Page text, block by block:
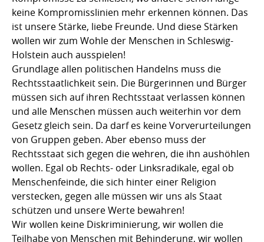
keine Kompromisslinien mehr erkennen können. Das
ist unsere Stärke, liebe Freunde. Und diese Stärken
wollen wir zum Wohle der Menschen in Schleswig-
Holstein auch ausspielen!
Grundlage allen politischen Handelns muss die
Rechtsstaatlichkeit sein. Die Bürgerinnen und Bürger
müssen sich auf ihren Rechtsstaat verlassen können
und alle Menschen müssen auch weiterhin vor dem
Gesetz gleich sein. Da darf es keine Vorverurteilungen
von Gruppen geben. Aber ebenso muss der
Rechtsstaat sich gegen die wehren, die ihn aushöhlen
wollen. Egal ob Rechts- oder Linksradikale, egal ob
Menschenfeinde, die sich hinter einer Religion
verstecken, gegen alle müssen wir uns als Staat
schützen und unsere Werte bewahren!
Wir wollen keine Diskriminierung, wir wollen die
Teilhabe von Menschen mit Behinderung, wir wollen